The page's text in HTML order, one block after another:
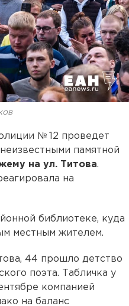
№ 12 проведет
памятной
на ул. Титова.
на
библиотеке, куда
местным жителем.
44 прошло детство
поэта. Табличка у
компанией
на баланс